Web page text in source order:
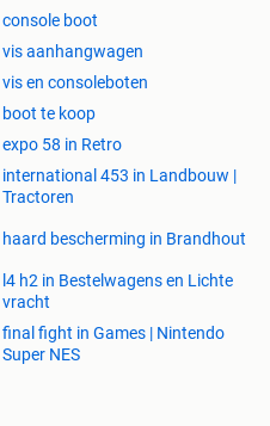
console boot
vis aanhangwagen
vis en consoleboten
boot te koop
expo 58 in Retro
international 453 in Landbouw |
Tractoren
haard bescherming in Brandhout
l4 h2 in Bestelwagens en Lichte
vracht
final fight in Games | Nintendo
Super NES